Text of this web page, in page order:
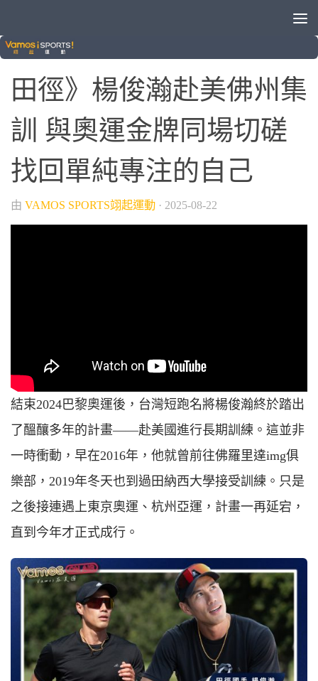
VAMOS ON AIR
田徑》楊俊瀚赴美佛州集
訓 與奧運金牌同場切磋
找回單純專注的自己
由 VAMOS SPORTS翊起運動 · 2025-08-22
結束2024巴黎奧運後，台灣短跑名將楊俊瀚終於踏出
了醞釀多年的計畫——赴美國進行長期訓練。這並非
一時衝動，早在2016年，他就曾前往佛羅里達img俱
樂部，2019年冬天也到過田納西大學接受訓練。只是
之後接連遇上東京奧運、杭州亞運，計畫一再延宕，
直到今年才正式成行。